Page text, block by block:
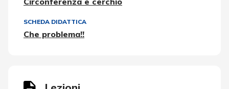
SCHEDA DIDATTICA
Che problema!!